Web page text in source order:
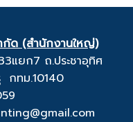
กัด (สำนักงานใหญ่)
แยก7 ถ.ประชาอุทิศ
กทม.10140